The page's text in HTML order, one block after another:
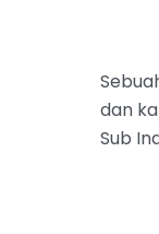
dan
Sub